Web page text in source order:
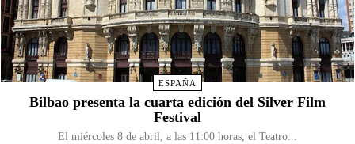
ESPAÑA
Bilbao presenta la cuarta edición del Silver Film
Festival
El miércoles 8 de abril, a las 11:00 horas, el Teatro...